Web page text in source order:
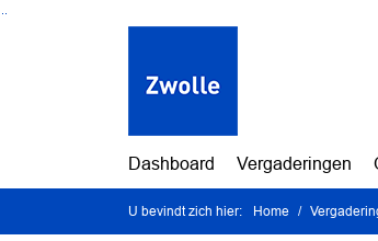
Ga naar de inhoud van deze pagina
Ga naar het zoeken
Ga naar het menu
Dashboard Vergaderingen
U bevindt zich hier: Home